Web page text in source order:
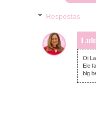
Respostas
Oi
Ele
big